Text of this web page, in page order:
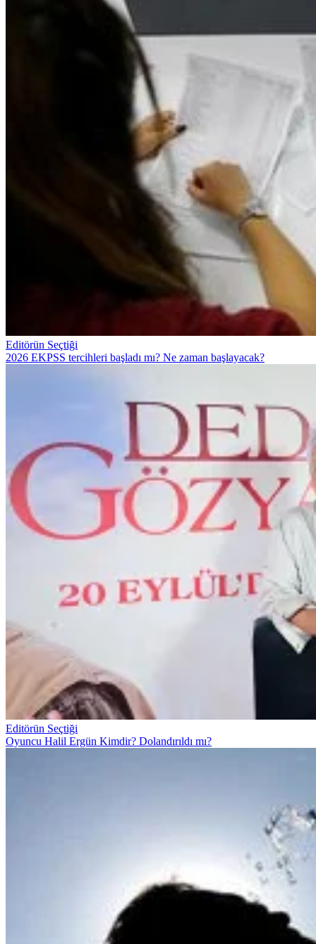
Editörün Seçtiği
2026 EKPSS tercihleri başladı mı? Ne zaman başlayacak?
Editörün Seçtiği
Oyuncu Halil Ergün Kimdir? Dolandırıldı mı?